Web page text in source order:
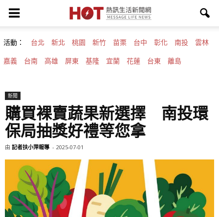
活動： 台北 新北 桃園 新竹 苗栗 台中 彰化 南投 雲林
嘉義 台南 高雄 屏東 基隆 宜蘭 花蓮 台東 離島
新聞
購買裸賣蔬果新選擇 南投環
保局抽獎好禮等您拿
由 記者扶小萍報導 - 2025-07-01